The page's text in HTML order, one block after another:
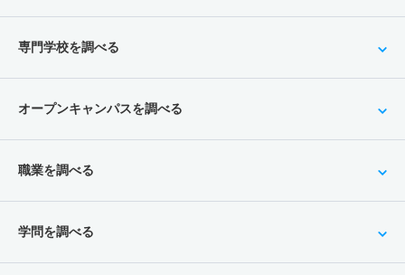
専門学校を調べる
オープンキャンパスを調べる
職業を調べる
学問を調べる